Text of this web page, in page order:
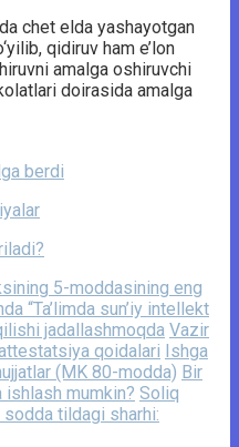
chet elda yashayotgan
qidiruv ham e’lon
amalga oshiruvchi
doirasida amalga
berdi
5-moddasining eng
“Ta’limda sun’iy intellekt
jadallashmoqda Vazir
qoidalari Ishga
(MK 80-modda) Bir
ishlash mumkin? Soliq
tildagi sharhi: